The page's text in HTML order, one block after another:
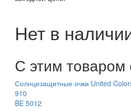
Нет в
С этим товаром
Солнцезащитные очки United
910
BE 5012